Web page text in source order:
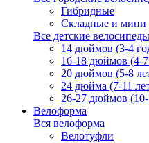
Гибридные
Складные и мини
Все детские велосипеды
14 дюймов (3-4
16-18 дюймов (4-7
20 дюймов (5-8
24 дюйма (7-11
26-27 дюймов (10-
Велоформа
Вся велоформа
Велотуфли